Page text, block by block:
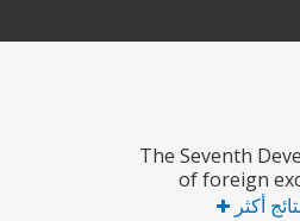
The Seventh
of foreign
أكثر